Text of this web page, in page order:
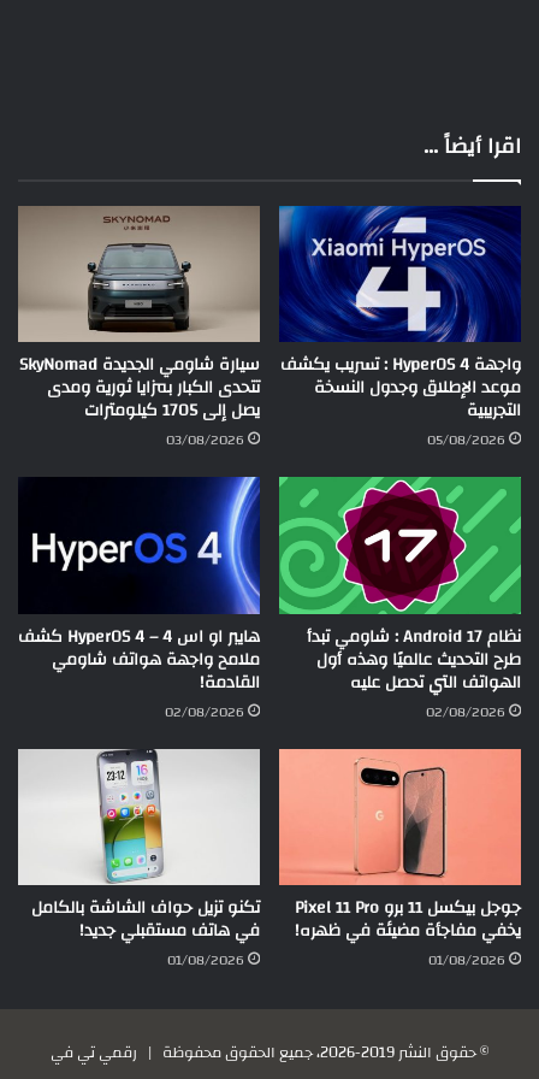
اقرا أيضاً ...
واجهة HyperOS 4 : تسريب يكشف
موعد الإطلاق وجدول النسخة
التجريبية
05/08/2026
سيارة شاومي الجديدة SkyNomad
تتحدى الكبار بمزايا ثورية ومدى
يصل إلى 1705 كيلومترات
03/08/2026
نظام Android 17 : شاومي تبدأ
طرح التحديث عالميًا وهذه أول
الهواتف التي تحصل عليه
02/08/2026
هايبر او اس 4 – HyperOS 4 كشف
ملامح واجهة هواتف شاومي
القادمة!
02/08/2026
جوجل بيكسل 11 برو Pixel 11 Pro
يخفي مفاجأة مضيئة في ظهره!
01/08/2026
تكنو تزيل حواف الشاشة بالكامل
في هاتف مستقبلي جديد!
01/08/2026
© حقوق النشر 2019-2026، جميع الحقوق محفوظة | رقمي تي في